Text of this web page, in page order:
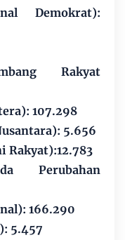
Demokrat):
Rakyat
107.298
5.656
Rakyat):12.783
Perubahan
166.290
5.457